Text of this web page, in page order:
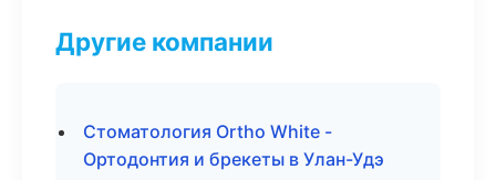
Другие компании
Стоматология Ortho White -
Ортодонтия и брекеты в Улан-Удэ